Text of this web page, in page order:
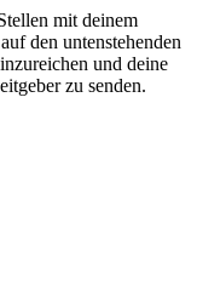
mit deinem
den untenstehenden
und deine
zu senden.